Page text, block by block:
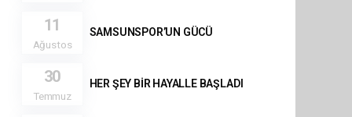
11
Ağustos
SAMSUNSPOR’UN GÜCÜ
30
Temmuz
HER ŞEY BİR HAYALLE BAŞLADI